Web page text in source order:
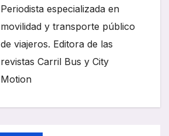
Periodista especializada en
movilidad y transporte público
de viajeros. Editora de las
revistas Carril Bus y City
Motion